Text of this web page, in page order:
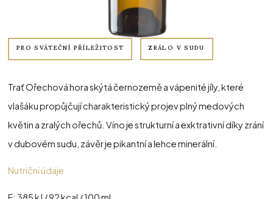
PRO SVÁTEČNÍ PŘÍLEŽITOST ZRÁLO V SUDU
Trať Ořechová hora skýtá černozemě a vápenité jíly, které
vlašáku propůjčují charakteristický projev plný medových
květin a zralých ořechů. Víno je strukturní a exktrativní díky zrání
v dubovém sudu, závěr je pikantní a lehce minerální.
Nutriční údaje